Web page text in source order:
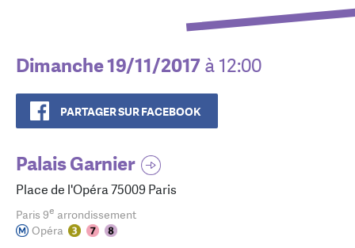
Dimanche 19/11/2017 à 12:00
PARTAGER SUR FACEBOOK
Palais Garnier
Place de l'Opéra 75009 Paris
Paris 9e arrondissement
Opéra